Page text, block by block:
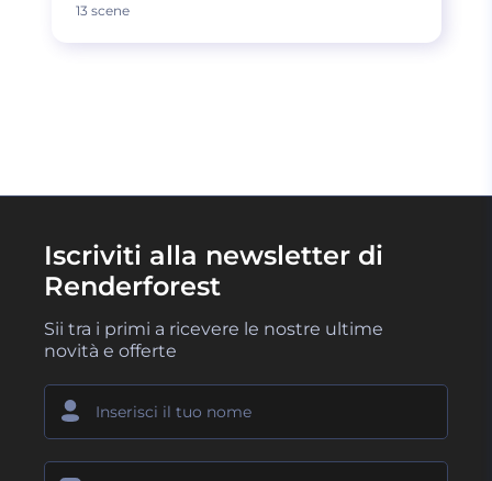
13 scene
Iscriviti alla newsletter di
Renderforest
Sii tra i primi a ricevere le nostre ultime
novità e offerte